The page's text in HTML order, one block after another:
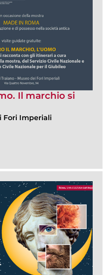
Il marchio si
Fori Imperiali